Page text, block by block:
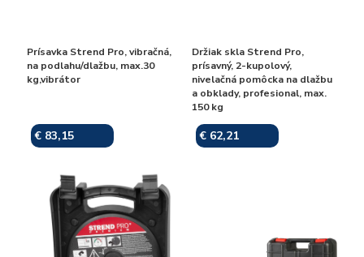
Prísavka Strend Pro, vibračná,
na podlahu/dlažbu, max.30
kg,vibrátor
€ 83,15
Držiak skla Strend Pro,
prísavný, 2-kupolový,
nivelačná pomôcka na dlažbu
a obklady, profesional, max.
150 kg
€ 62,21